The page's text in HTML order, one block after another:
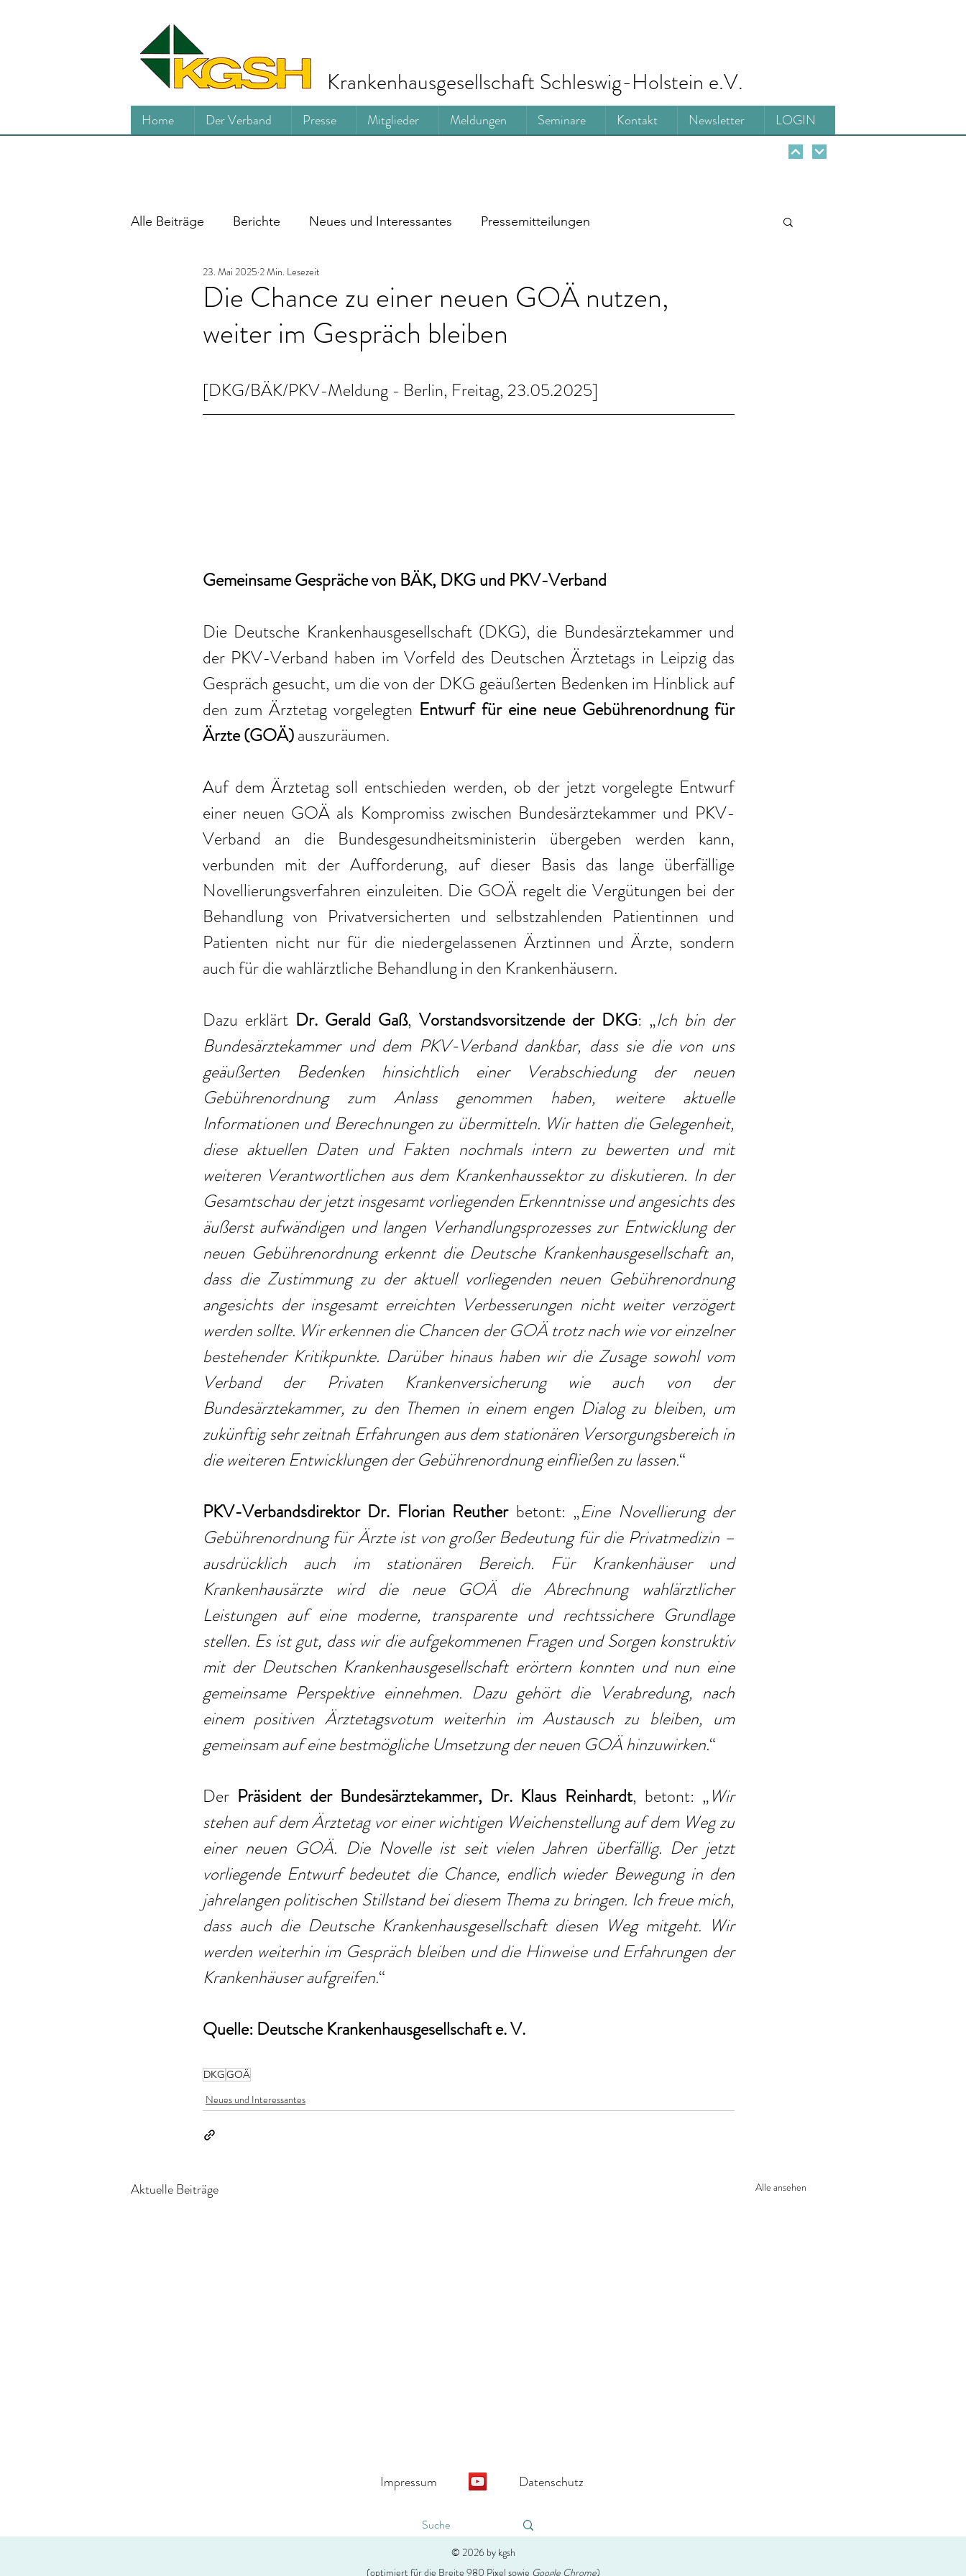
Home Der Verband Presse Mitglieder Meldungen Seminare Kontakt Newsletter LOGIN
Krankenhausgesellschaft Schleswig-Holstein e.V.
Alle Beiträge Berichte Neues und Interessantes Pressemitteilungen
Die Chance zu einer neuen GOÄ nutzen,
weiter im Gespräch bleiben
23. Mai 2025 2 Min. Lesezeit
[DKG/BÄK/PKV-Meldung - Berlin, Freitag, 23.05.2025]
Gemeinsame Gespräche von BÄK, DKG und PKV-Verband
Die Deutsche Krankenhausgesellschaft (DKG), die Bundesärztekammer und
der PKV-Verband haben im Vorfeld des Deutschen Ärztetags in Leipzig das
Gespräch gesucht, um die von der DKG geäußerten Bedenken im Hinblick auf
den zum Ärztetag vorgelegten Entwurf für eine neue Gebührenordnung für
Ärzte (GOÄ) auszuräumen.
Auf dem Ärztetag soll entschieden werden, ob der jetzt vorgelegte Entwurf
einer neuen GOÄ als Kompromiss zwischen Bundesärztekammer und PKV-
Verband an die Bundesgesundheitsministerin übergeben werden kann,
verbunden mit der Aufforderung, auf dieser Basis das lange überfällige
Novellierungsverfahren einzuleiten. Die GOÄ regelt die Vergütungen bei der
Behandlung von Privatversicherten und selbstzahlenden Patientinnen und
Patienten nicht nur für die niedergelassenen Ärztinnen und Ärzte, sondern
auch für die wahlärztliche Behandlung in den Krankenhäusern.
Dazu erklärt Dr. Gerald Gaß, Vorstandsvorsitzende der DKG: „Ich bin der
Bundesärztekammer und dem PKV-Verband dankbar, dass sie die von uns
geäußerten Bedenken hinsichtlich einer Verabschiedung der neuen
Gebührenordnung zum Anlass genommen haben, weitere aktuelle
Informationen und Berechnungen zu übermitteln. Wir hatten die Gelegenheit,
diese aktuellen Daten und Fakten nochmals intern zu bewerten und mit
weiteren Verantwortlichen aus dem Krankenhaussektor zu diskutieren. In der
Gesamtschau der jetzt insgesamt vorliegenden Erkenntnisse und angesichts des
äußerst aufwändigen und langen Verhandlungsprozesses zur Entwicklung der
neuen Gebührenordnung erkennt die Deutsche Krankenhausgesellschaft an,
dass die Zustimmung zu der aktuell vorliegenden neuen Gebührenordnung
angesichts der insgesamt erreichten Verbesserungen nicht weiter verzögert
werden sollte. Wir erkennen die Chancen der GOÄ trotz nach wie vor einzelner
bestehender Kritikpunkte. Darüber hinaus haben wir die Zusage sowohl vom
Verband der Privaten Krankenversicherung wie auch von der
Bundesärztekammer, zu den Themen in einem engen Dialog zu bleiben, um
zukünftig sehr zeitnah Erfahrungen aus dem stationären Versorgungsbereich in
die weiteren Entwicklungen der Gebührenordnung einfließen zu lassen.“
PKV-Verbandsdirektor Dr. Florian Reuther betont: „Eine Novellierung der
Gebührenordnung für Ärzte ist von großer Bedeutung für die Privatmedizin –
ausdrücklich auch im stationären Bereich. Für Krankenhäuser und
Krankenhausärzte wird die neue GOÄ die Abrechnung wahlärztlicher
Leistungen auf eine moderne, transparente und rechtssichere Grundlage
stellen. Es ist gut, dass wir die aufgekommenen Fragen und Sorgen konstruktiv
mit der Deutschen Krankenhausgesellschaft erörtern konnten und nun eine
gemeinsame Perspektive einnehmen. Dazu gehört die Verabredung, nach
einem positiven Ärztetagsvotum weiterhin im Austausch zu bleiben, um
gemeinsam auf eine bestmögliche Umsetzung der neuen GOÄ hinzuwirken.“
Der Präsident der Bundesärztekammer, Dr. Klaus Reinhardt, betont: „Wir
stehen auf dem Ärztetag vor einer wichtigen Weichenstellung auf dem Weg zu
einer neuen GOÄ. Die Novelle ist seit vielen Jahren überfällig. Der jetzt
vorliegende Entwurf bedeutet die Chance, endlich wieder Bewegung in den
jahrelangen politischen Stillstand bei diesem Thema zu bringen. Ich freue mich,
dass auch die Deutsche Krankenhausgesellschaft diesen Weg mitgeht. Wir
werden weiterhin im Gespräch bleiben und die Hinweise und Erfahrungen der
Krankenhäuser aufgreifen.“
Quelle: Deutsche Krankenhausgesellschaft e. V.
DKGGOÄ
Neues und Interessantes
Aktuelle Beiträge Alle ansehen
Wenn Demenz nicht ins System
10.000 Hitzetote mahnen zum
Handeln statt Diskutieren
Internetabhängigkeit und
Impressum Datenschutz
© 2026 by kgsh
(optimiert für die Breite 980 Pixel sowie Google Chrome)